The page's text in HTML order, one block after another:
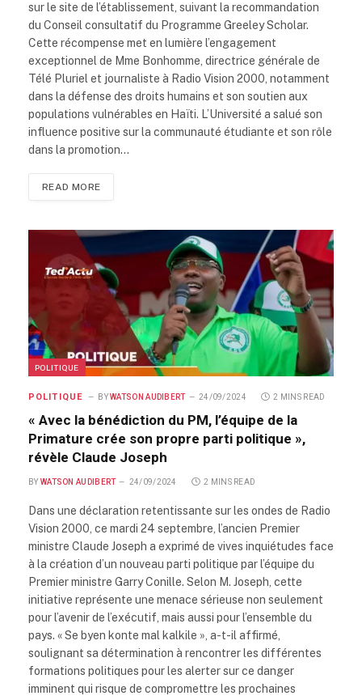
sur le site de l’établissement, suivant la recommandation
du Conseil consultatif du Programme Greeley Scholar.
Cette récompense met en lumière l’engagement
exceptionnel de Mme Bonhomme, directrice générale de
Télé Pluriel et journaliste à Radio Vision 2000, notamment
dans la défense des droits humains et son soutien aux
populations vulnérables en Haïti. L’Université a salué son
influence positive sur la communauté étudiante et son rôle
dans la promotion…
READ MORE
POLITIQUE
POLITIQUE BY WATSON AUDIBERT 24/09/2024 2 MINS READ
« Avec la bénédiction du PM, l’équipe de la
Primature crée son propre parti politique »,
révèle Claude Joseph
BY WATSON AUDIBERT 24/09/2024 2 MINS READ
Dans une déclaration retentissante sur les ondes de Radio
Vision 2000, ce mardi 24 septembre, l’ancien Premier
ministre Claude Joseph a exprimé de vives inquiétudes face
à la création d’un nouveau parti politique par l’équipe du
Premier ministre Garry Conille. Selon M. Joseph, cette
initiative représente une menace sérieuse non seulement
pour l’avenir de l’exécutif, mais aussi pour l’ensemble du
pays. « Se byen konte mal kalkile », a-t-il affirmé,
soulignant sa détermination à rencontrer les différentes
formations politiques pour les alerter sur ce danger
imminent qui risque de compromettre les prochaines